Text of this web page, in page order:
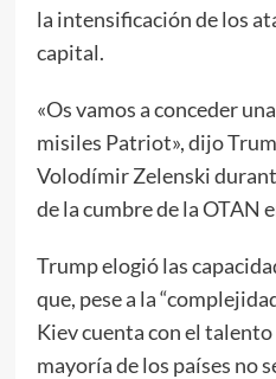
la intensificación de los
capital.
«Os vamos a conceder
misiles Patriot», dijo
Volodímir Zelenski
de la cumbre de la OTAN
Trump elogió las
que, pese a la
Kiev cuenta con el talento
mayoría de los países no